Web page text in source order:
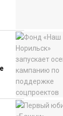
обошёл
в
городов,
приехали